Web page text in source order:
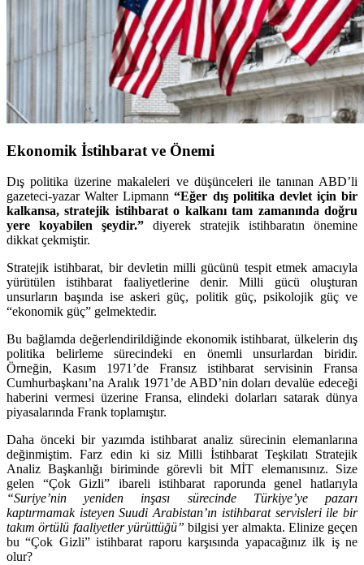
Ekonomik İstihbarat ve Önemi
Dış politika üzerine makaleleri ve düşünceleri ile tanınan ABD’li
gazeteci-yazar Walter Lipmann“Eğer dış politika devlet için bir
kalkansa, stratejik istihbarat o kalkanı tam zamanında doğru
yere koyabilen şeydir.” diyerek stratejik istihbaratın önemine
dikkat çekmiştir.
Stratejik istihbarat, bir devletin milli gücünü tespit etmek amacıyla
yürütülen istihbarat faaliyetlerine denir. Milli gücü oluşturan
unsurların başında ise askeri güç, politik güç, psikolojik güç ve
“ekonomik güç” gelmektedir.
Bu bağlamda değerlendirildiğinde ekonomik istihbarat, ülkelerin dış
politika belirleme sürecindeki en önemli unsurlardan biridir.
Örneğin, Kasım 1971’de Fransız istihbarat servisinin Fransa
Cumhurbaşkanı’na Aralık 1971’de ABD’nin doları devalüe edeceği
haberini vermesi üzerine Fransa, elindeki dolarları satarak dünya
piyasalarında Frank toplamıştır.
Daha önceki bir yazımda istihbarat analiz sürecinin elemanlarına
değinmiştim. Farz edin ki siz Milli İstihbarat Teşkilatı Stratejik
Analiz Başkanlığı biriminde görevli bit MİT elemanısınız. Size
gelen “Çok Gizli” ibareli istihbarat raporunda genel hatlarıyla
“Suriye’nin yeniden inşası sürecinde Türkiye’ye pazarı
kaptırmamak isteyen Suudi Arabistan’ın istihbarat servisleri ile bir
takım örtülü faaliyetler yürüttüğü” bilgisi yer almakta. Elinize geçen
bu “Çok Gizli” istihbarat raporu karşısında yapacağınız ilk iş ne
olur?